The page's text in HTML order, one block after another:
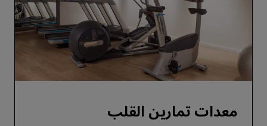
معدات تمارين القلب